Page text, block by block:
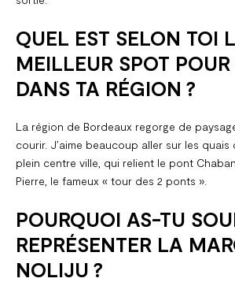
QUEL EST SELON TOI
MEILLEUR SPOT
DANS TA RÉGION ?
La région de Bordeaux regorge de
courir. J’aime beaucoup aller sur les quais
plein centre ville, qui relient le pont
Pierre, le fameux « tour des 2 ponts ».
POURQUOI AS-TU
REPRÉSENTER LA
NOLIJU ?